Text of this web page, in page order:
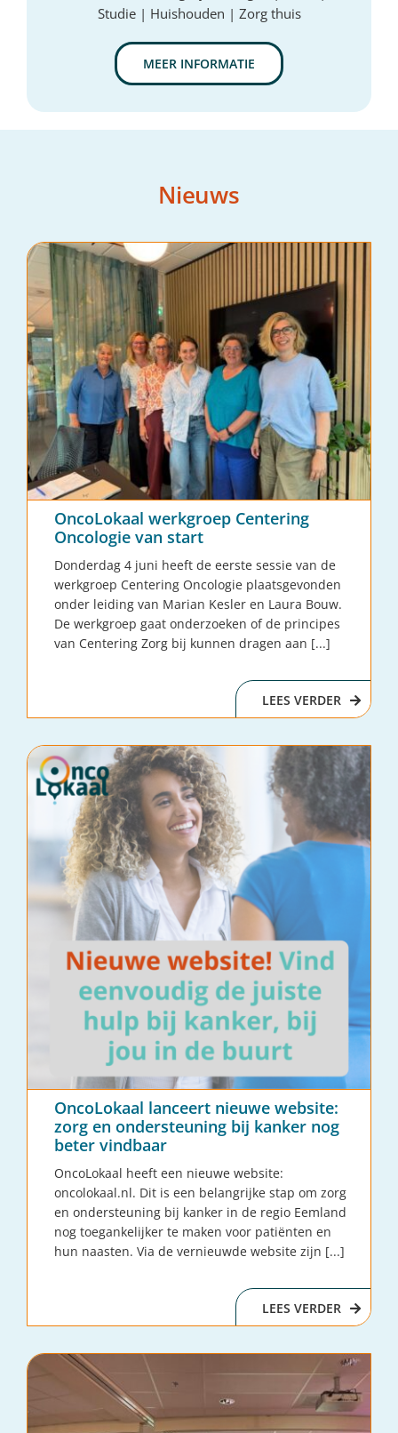
Studie | Huishouden | Zorg thuis
MEER INFORMATIE
Nieuws
OncoLokaal werkgroep Centering
Oncologie van start
Donderdag 4 juni heeft de eerste sessie van de
werkgroep Centering Oncologie plaatsgevonden
onder leiding van Marian Kesler en Laura Bouw.
De werkgroep gaat onderzoeken of de principes
van Centering Zorg bij kunnen dragen aan [...]
LEES VERDER
OncoLokaal lanceert nieuwe website:
zorg en ondersteuning bij kanker nog
beter vindbaar
OncoLokaal heeft een nieuwe website:
oncolokaal.nl. Dit is een belangrijke stap om zorg
en ondersteuning bij kanker in de regio Eemland
nog toegankelijker te maken voor patiënten en
hun naasten. Via de vernieuwde website zijn [...]
LEES VERDER